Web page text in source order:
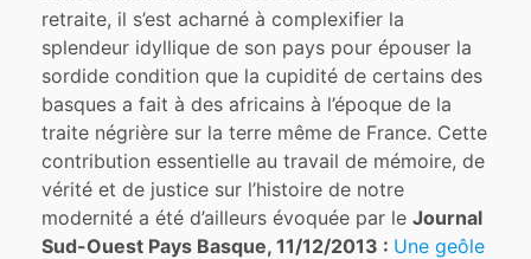
retraite, il s’est acharné à complexifier la
splendeur idyllique de son pays pour épouser la
sordide condition que la cupidité de certains des
basques a fait à des africains à l’époque de la
traite négrière sur la terre même de France. Cette
contribution essentielle au travail de mémoire, de
vérité et de justice sur l’histoire de notre
modernité a été d’ailleurs évoquée par leJournal
Sud-Ouest Pays Basque, 11/12/2013 : Une geôle